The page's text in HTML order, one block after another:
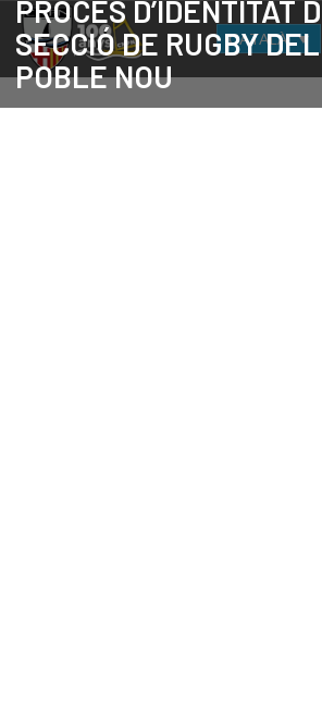
CATALÀ
PROCÉS D’IDENTITAT
SECCIÓ DE RUGBY
POBLE NOU